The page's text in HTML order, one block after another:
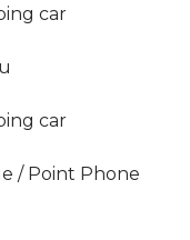
car
car
/ Point Phone